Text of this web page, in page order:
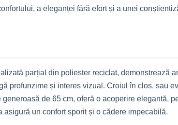
a eleganței fără efort și a unei
parțial din poliester reciclat, demonstrează
profunzime și interes vizual. Croiul în clos, sau
de 65 cm, oferă o acoperire elegantă,
un confort sporit și o cădere impecabilă.